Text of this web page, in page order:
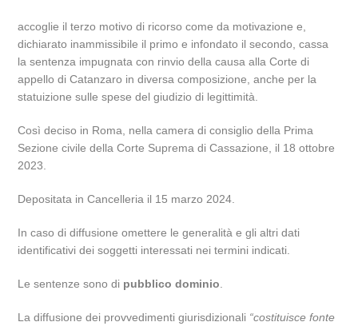
accoglie il terzo motivo di ricorso come da motivazione e,
dichiarato inammissibile il primo e infondato il secondo, cassa
la sentenza impugnata con rinvio della causa alla Corte di
appello di Catanzaro in diversa composizione, anche per la
statuizione sulle spese del giudizio di legittimità.
Così deciso in Roma, nella camera di consiglio della Prima
Sezione civile della Corte Suprema di Cassazione, il 18 ottobre
2023.
Depositata in Cancelleria il 15 marzo 2024.
In caso di diffusione omettere le generalità e gli altri dati
identificativi dei soggetti interessati nei termini indicati.
Le sentenze sono di pubblico dominio
La diffusione dei provvedimenti giurisdizionali “costituisce fonte